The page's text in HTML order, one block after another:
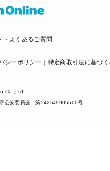
・よくあるご質問
シーポリシー 特定商取引法に基づ
Co.,Ltd.
県公安委員会 第542549905500号